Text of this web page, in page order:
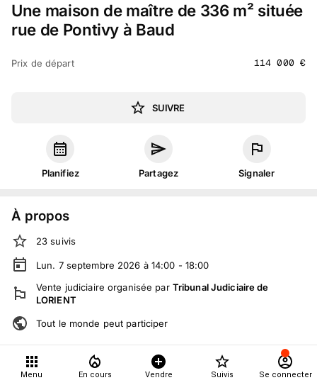
Une maison de maître de 336 m² située
rue de Pontivy à Baud
Prix de départ 114 000 €
SUIVRE
Planifiez Partagez Signaler
À propos
23 suivis
Lun. 7 septembre 2026 à 14:00 - 18:00
Vente judiciaire organisée par Tribunal Judiciaire de
LORIENT
Tout le monde peut participer
Détails
Menu En cours Vendre Suivis Se connecter